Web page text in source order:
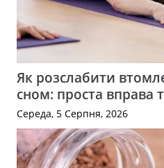
Як розслабити
сном: проста вправа
Середа, 5 Серпня, 2026